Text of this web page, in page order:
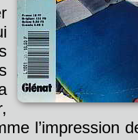
l’impression